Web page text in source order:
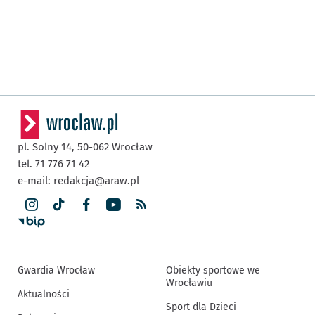
pl. Solny 14, 50-062 Wrocław
tel. 71 776 71 42
e-mail: redakcja@araw.pl
Gwardia Wrocław
Aktualności
Obiekty sportowe we
Wrocławiu
Sport dla Dzieci